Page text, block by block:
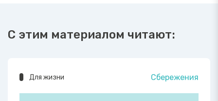
С этим материалом читают:
Для жизни Сбережения